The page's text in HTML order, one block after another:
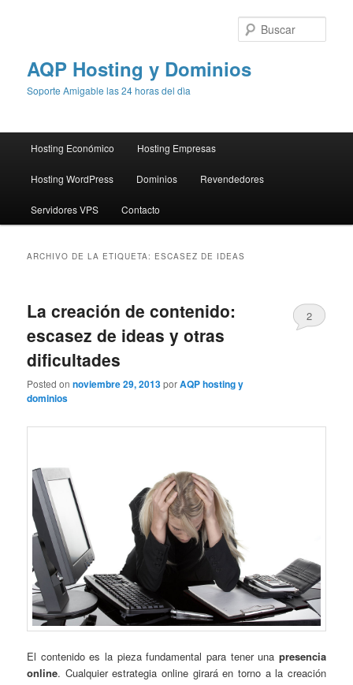
AQP Hosting y Dominios
Soporte Amigable las 24 horas del dìa
principal
Ir
al
contenido
principal
Ir
al
contenido
secundario
Hosting Económico Hosting Empresas
Hosting WordPress Dominios Revendedores
Servidores VPS Contacto
ARCHIVO DE LA ETIQUETA: ESCASEZ DE IDEAS
La creación de contenido:
escasez de ideas y otras
dificultades
Posted onnoviembre 29, 2013porAQP hosting y
dominios
2
El contenido es la pieza fundamental para tener una presencia
online. Cualquier estrategia online girará en torno a la creación